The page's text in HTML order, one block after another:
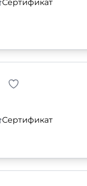
Сертификат
Сертификат